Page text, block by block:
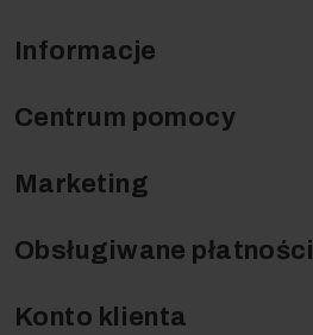
Informacje
Centrum pomocy
Marketing
Obsługiwane płatności
Konto klienta